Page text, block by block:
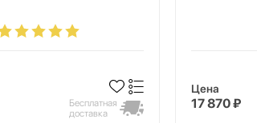
Бесплатная
доставка
Цена
17 870 ₽